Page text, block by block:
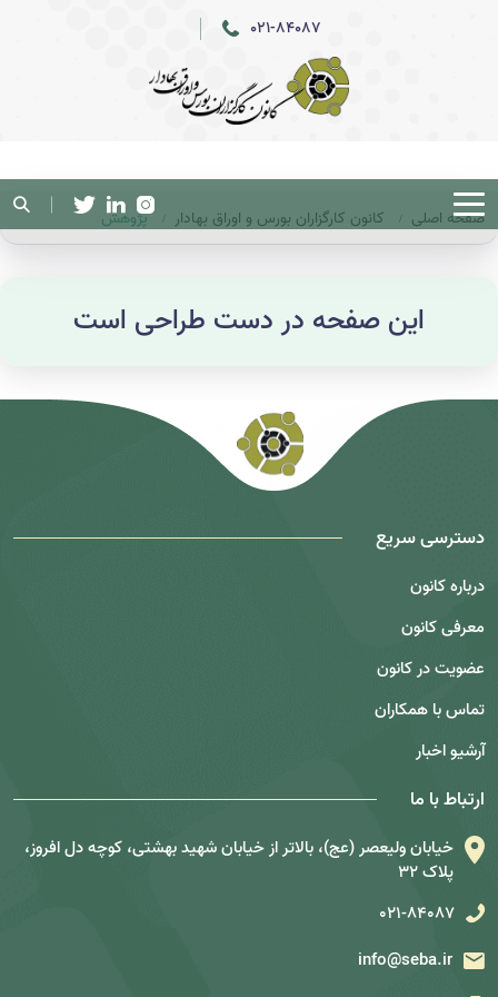
021-84087
صفحه اصلی کانون کارگزاران بورس و اوراق بهادار پژوهش
این صفحه در دست طراحی است
دسترسی سریع
درباره کانون
معرفی کانون
عضویت در کانون
تماس با همکاران
آرشیو اخبار
ارتباط با ما
خیابان ولیعصر (عج)، بالاتر از خیابان شهید بهشتی، کوچه دل افروز،
پلاک 32
021-84087
info@seba.ir